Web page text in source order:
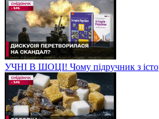
УЧНІ В ШОЦІ! Чому підручник з